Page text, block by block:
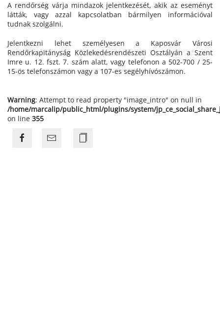
A rendőrség várja mindazok jelentkezését, akik az eseményt
látták, vagy azzal kapcsolatban bármilyen információval
tudnak szolgálni.
Jelentkezni lehet személyesen a Kaposvár Városi
Rendőrkapitányság Közlekedésrendészeti Osztályán a Szent
Imre u. 12. fszt. 7. szám alatt, vagy telefonon a 502-700 / 25-
15-ös telefonszámon vagy a 107-es segélyhívószámon.
Warning: Attempt to read property "image_intro" on null in
/home/marcalip/public_html/plugins/system/
on line 355